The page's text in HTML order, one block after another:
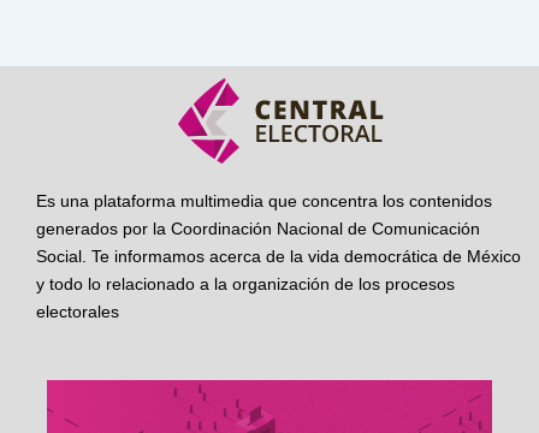
Es una plataforma multimedia que concentra los contenidos
generados por la Coordinación Nacional de Comunicación
Social. Te informamos acerca de la vida democrática de México
y todo lo relacionado a la organización de los procesos
electorales